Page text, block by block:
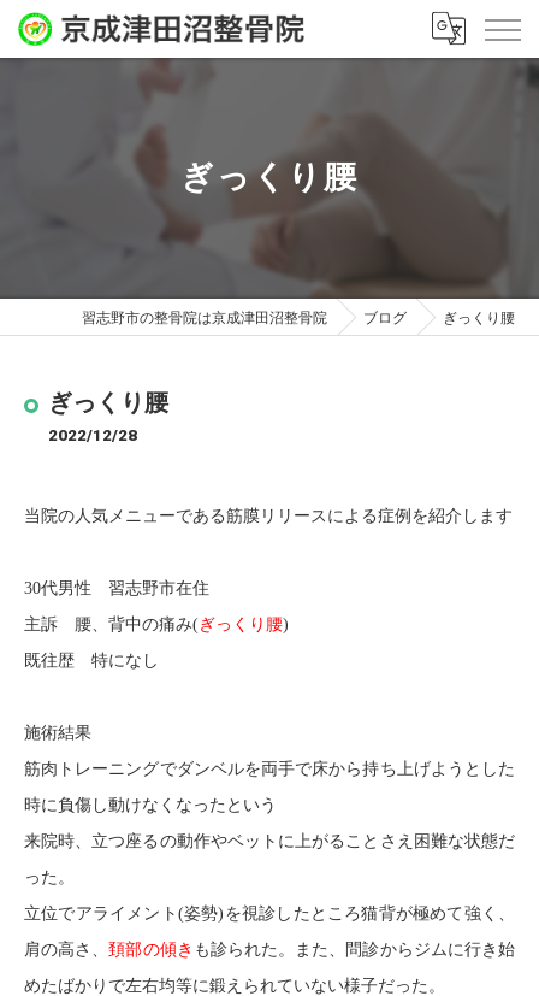
ぎっくり腰
習志野市の整骨院は京成津田沼整骨院 ブログ ぎっくり腰
ぎっくり腰
2022/12/28
当院の人気メニューである筋膜リリースによる症例を紹介します
30代男性 習志野市在住
主訴 腰、背中の痛み(ぎっくり腰)
既往歴 特になし
施術結果
筋肉トレーニングでダンベルを両手で床から持ち上げようとした
時に負傷し動けなくなったという
来院時、立つ座るの動作やベットに上がることさえ困難な状態だ
った。
立位でアライメント(姿勢)を視診したところ猫背が極めて強く、
肩の高さ、頚部の傾き も診られた。また、問診からジムに行き始
めたばかりで左右均等に鍛えられていない様子だった。